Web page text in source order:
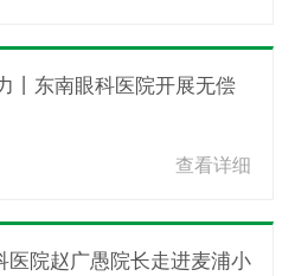
丨东南眼科医院开展无偿
查看详细
医院赵广愚院长走进麦浦小